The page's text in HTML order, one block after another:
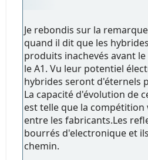
Je rebondis sur la
quand il dit que les
produits inachevés avant
le A1. Vu leur potentiel
hybrides seront d'éternels
La capacité d'évolution de
est telle que la compétition
entre les fabricants.Les
bourrés d'electronique et
chemin.